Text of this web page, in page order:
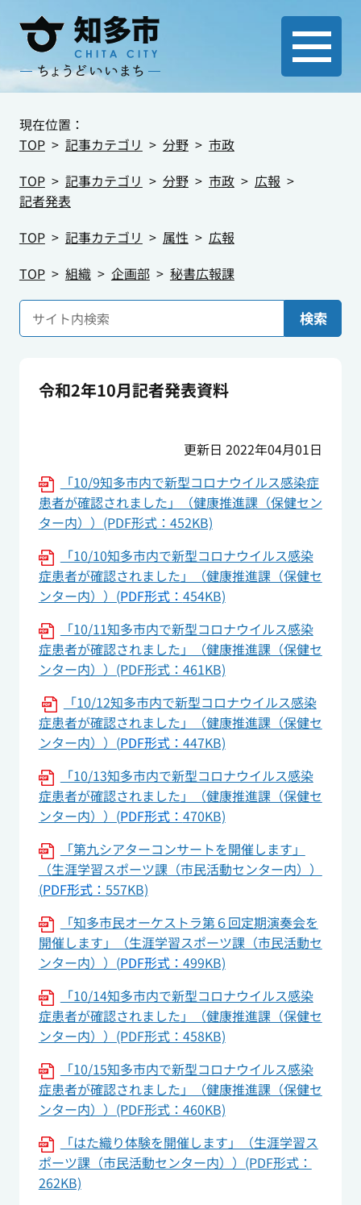
現在位置：
TOP
記事カテゴリ 分野
市政
TOP
記事カテゴリ 分野 市政
広報
記者発表
TOP
記事カテゴリ 属性
広報
TOP
組織 企画部 秘書広報課
検索
令和2年10月記者発表資料
更新日 2022年04月01日
「10/9知多市内で新型コロナウイルス感染症
患者が確認されました」（健康推進課（保健セン
ター内））(PDF形式：452KB)
「10/10知多市内で新型コロナウイルス感染
症患者が確認されました」（健康推進課（保健セ
ンター内））(PDF形式： 454KB)
「10/11知多市内で新型コロナウイルス感染
症患者が確認されました」（健康推進課（保健セ
ンター内））(PDF形式：461KB)
「10/12知多市内で新型コロナウイルス感染
症患者が確認されました」（健康推進課（保健セ
ンター内））(PDF形式： 447KB)
「10/13知多市内で新型コロナウイルス感染
症患者が確認されました」（健康推進課（保健セ
ンター内））(PDF形式： 470KB)
「第九シアターコンサートを開催します」
（生涯学習スポーツ課（市民活動センター内））
(PDF形式： 557KB)
「知多市民オーケストラ第６回定期演奏会を
開催します」（生涯学習スポーツ課（市民活動セ
ンター内））(PDF形式： 499KB)
「10/14知多市内で新型コロナウイルス感染
症患者が確認されました」（健康推進課（保健セ
ンター内））(PDF形式：458KB)
「10/15知多市内で新型コロナウイルス感染
症患者が確認されました」（健康推進課（保健セ
ンター内））(PDF形式：460KB)
「はた織り体験を開催します」（生涯学習ス
ポーツ課（市民活動センター内））(PDF形式：
262KB)